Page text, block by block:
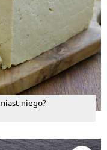
niego?